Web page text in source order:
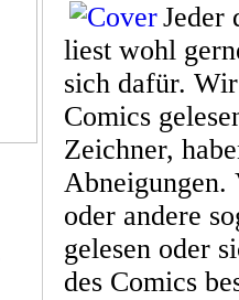
Jeder
liest wohl
sich dafür.
Comics
Zeichner,
Abneigungen.
oder andere
gelesen oder
des Comics